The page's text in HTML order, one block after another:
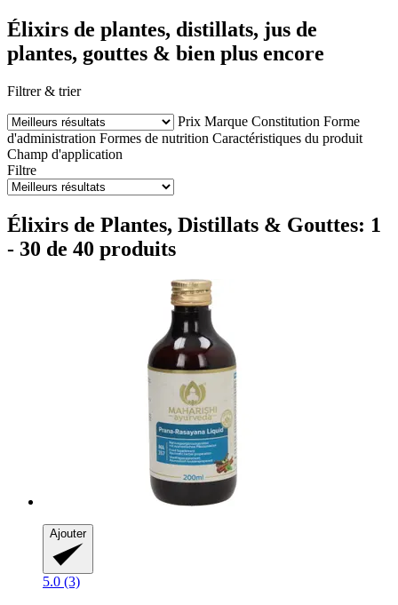
Élixirs de plantes, distillats, jus de
plantes, gouttes & bien plus encore
Filtrer & trier
Prix Marque Constitution Forme
d'administration Formes de nutrition Caractéristiques du produit
Champ d'application
Filtre
Élixirs de Plantes, Distillats & Gouttes: 1
- 30 de 40 produits
Ajouter
5.0 (3)